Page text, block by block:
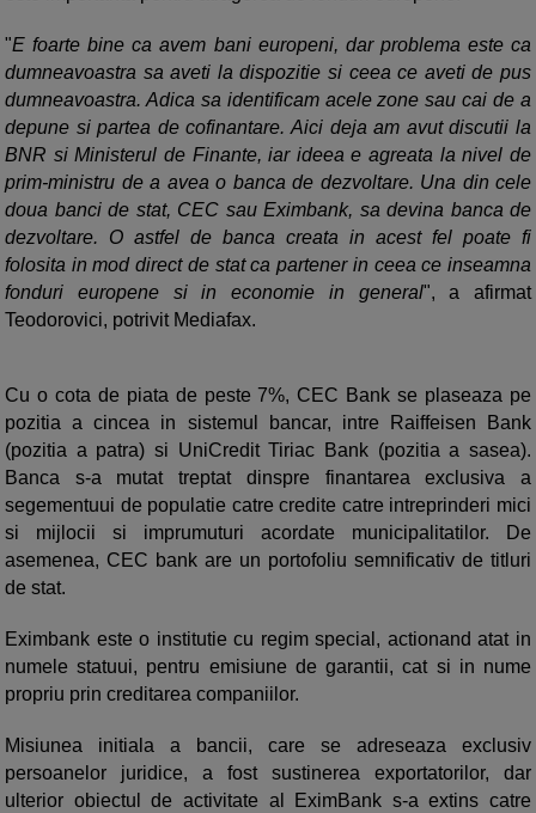
"E foarte bine ca avem bani europeni, dar problema este ca
dumneavoastra sa aveti la dispozitie si ceea ce aveti de pus
dumneavoastra. Adica sa identificam acele zone sau cai de a
depune si partea de cofinantare. Aici deja am avut discutii la
BNR si Ministerul de Finante, iar ideea e agreata la nivel de
prim-ministru de a avea o banca de dezvoltare. Una din cele
doua banci de stat, CEC sau Eximbank, sa devina banca de
dezvoltare. O astfel de banca creata in acest fel poate fi
folosita in mod direct de stat ca partener in ceea ce inseamna
fonduri europene si in economie in general", a afirmat
Teodorovici, potrivit Mediafax.
Cu o cota de piata de peste 7%, CEC Bank se plaseaza pe
pozitia a cincea in sistemul bancar, intre Raiffeisen Bank
(pozitia a patra) si UniCredit Tiriac Bank (pozitia a sasea).
Banca s-a mutat treptat dinspre finantarea exclusiva a
segementuui de populatie catre credite catre intreprinderi mici
si mijlocii si imprumuturi acordate municipalitatilor. De
asemenea, CEC bank are un portofoliu semnificativ de titluri
de stat.
Eximbank este o institutie cu regim special, actionand atat in
numele statuui, pentru emisiune de garantii, cat si in nume
propriu prin creditarea companiilor.
Misiunea initiala a bancii, care se adreseaza exclusiv
persoanelor juridice, a fost sustinerea exportatorilor, dar
ulterior obiectul de activitate al EximBank s-a extins catre